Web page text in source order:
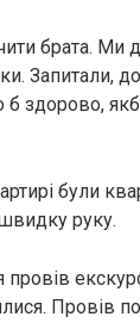
брата. Ми
Запитали,
б здорово,
були
руку.
провів
Провів